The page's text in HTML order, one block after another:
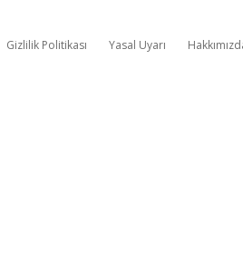
Gizlilik Politikası Yasal Uyarı